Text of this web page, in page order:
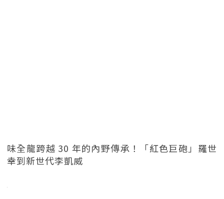
味全龍跨越 30 年的內野傳承！「紅色巨砲」羅世
幸到新世代李凱威